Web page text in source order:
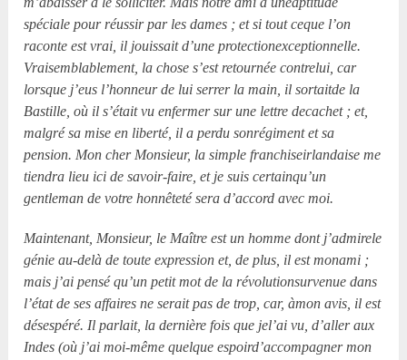
spéciale pour réussir par les dames ; et si tout ceque l’on
raconte est vrai, il jouissait d’une protectionexceptionnelle.
Vraisemblablement, la chose s’est retournée contrelui, car
lorsque j’eus l’honneur de lui serrer la main, il sortaitde la
Bastille, où il s’était vu enfermer sur une lettre decachet ; et,
malgré sa mise en liberté, il a perdu sonrégiment et sa
pension. Mon cher Monsieur, la simple franchiseirlandaise me
tiendra lieu ici de savoir-faire, et je suis certainqu’un
gentleman de votre honnêteté sera d’accord avec moi.
Maintenant, Monsieur, le Maître est un homme dont j’admirele
génie au-delà de toute expression et, de plus, il est monami ;
mais j’ai pensé qu’un petit mot de la révolutionsurvenue dans
l’état de ses affaires ne serait pas de trop, car, àmon avis, il est
désespéré. Il parlait, la dernière fois que jel’ai vu, d’aller aux
Indes (où j’ai moi-même quelque espoird’accompagner mon